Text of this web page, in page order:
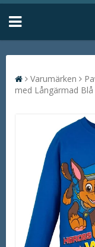
Varumärken
med Långärmad